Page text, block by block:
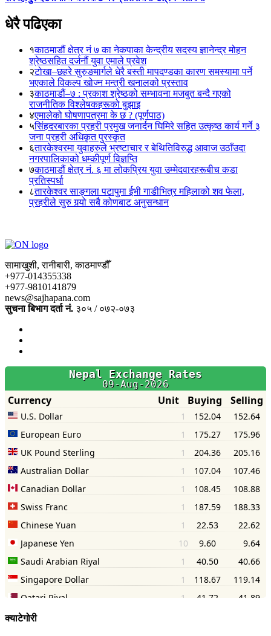
धेरै पढिएका
१काठमाडौं क्षेत्र नं ७ का नेकपाका केन्द्रीय सदस्य ज्ञानेन्द्र मोहन
श्रेष्ठसहित दर्जनौं युवा एमाले प्रवेश
२टोखा–छहरे सुरुङमार्गले धेरै बस्ती मापदण्डका कारण समस्यामा पर्ने
भएकाले विकल्प खोज्न मन्त्री खनालको प्रस्ताव
३काठमाडौं–७ : प्रकाश श्रेष्ठको सम्भावना मजबुत बन्दै गएको
राजनीतिक विश्लेषकहरूको बुझाइ
४एमालेको घोषणापत्रमा के छ ? (पूर्णपाठ)
५सिंहदरबारका प्रहरी प्रमुख जनार्दन घिमिरे सहित उत्कृष्ठ कार्य गर्ने ३
जना प्रहरी अधिकृत पुरस्कृत
६तारकेश्वरमा युवाहरुले भ्रष्टाचार र बेथितिविरुद्ध आवाज उठाँउदा
नगरपालिकाको धम्कीपूर्ण विज्ञप्ति
७काठमाडौं क्षेत्र नं. ६ मा लोकप्रिय युवा उम्मेदवारहरूबीच कडा
प्रतिस्पर्धा
८तारकेश्वर साङ्गला पटापुमा ईभी गाडीभित्र महिलाको शव फेला,
प्रहरीले सुरु गर्‍यो सबै कोणबाट अनुसन्धान
सामाखुशी, रानीबारी, काठमाण्डौँ
+977-014355338
+977-9810141879
news@sajhapana.com
सुचना बिभाग दर्ता नं. ३०५ / ०७२-०७३
क्याटेगोरी